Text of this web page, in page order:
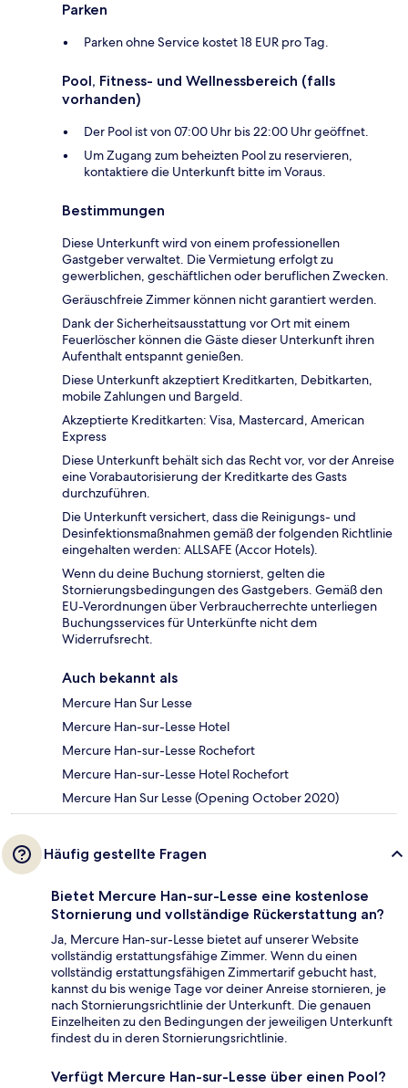
Parken
Parken ohne Service kostet 18 EUR pro Tag.
Pool, Fitness- und Wellnessbereich (falls
vorhanden)
Der Pool ist von 07:00 Uhr bis 22:00 Uhr geöffnet.
Um Zugang zum beheizten Pool zu reservieren,
kontaktiere die Unterkunft bitte im Voraus.
Bestimmungen
Diese Unterkunft wird von einem professionellen
Gastgeber verwaltet. Die Vermietung erfolgt zu
gewerblichen, geschäftlichen oder beruflichen Zwecken.
Geräuschfreie Zimmer können nicht garantiert werden.
Dank der Sicherheitsausstattung vor Ort mit einem
Feuerlöscher können die Gäste dieser Unterkunft ihren
Aufenthalt entspannt genießen.
Diese Unterkunft akzeptiert Kreditkarten, Debitkarten,
mobile Zahlungen und Bargeld.
Akzeptierte Kreditkarten: Visa, Mastercard, American
Express
Diese Unterkunft behält sich das Recht vor, vor der Anreise
eine Vorabautorisierung der Kreditkarte des Gasts
durchzuführen.
Die Unterkunft versichert, dass die Reinigungs- und
Desinfektionsmaßnahmen gemäß der folgenden Richtlinie
eingehalten werden: ALLSAFE (Accor Hotels).
Wenn du deine Buchung stornierst, gelten die
Stornierungsbedingungen des Gastgebers. Gemäß den
EU-Verordnungen über Verbraucherrechte unterliegen
Buchungsservices für Unterkünfte nicht dem
Widerrufsrecht.
Auch bekannt als
Mercure Han Sur Lesse
Mercure Han-sur-Lesse Hotel
Mercure Han-sur-Lesse Rochefort
Mercure Han-sur-Lesse Hotel Rochefort
Mercure Han Sur Lesse (Opening October 2020)
Häufig gestellte Fragen
Bietet Mercure Han-sur-Lesse eine kostenlose
Stornierung und vollständige Rückerstattung an?
Ja, Mercure Han-sur-Lesse bietet auf unserer Website
vollständig erstattungsfähige Zimmer. Wenn du einen
vollständig erstattungsfähigen Zimmertarif gebucht hast,
kannst du bis wenige Tage vor deiner Anreise stornieren, je
nach Stornierungsrichtlinie der Unterkunft. Die genauen
Einzelheiten zu den Bedingungen der jeweiligen Unterkunft
findest du in deren Stornierungsrichtlinie.
Verfügt Mercure Han-sur-Lesse über einen Pool?